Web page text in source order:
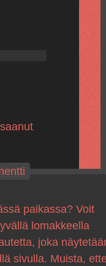
paikassa? Voit
lomakkeella
joka
sivulla. Muista,